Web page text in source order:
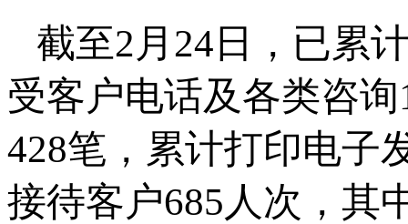
截至2月24日，已累
受客户电话及各类咨
428笔，累计打印电子
接待客户685人次，其